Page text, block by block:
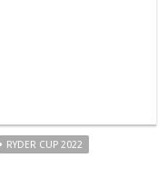
RYDER CUP 2022